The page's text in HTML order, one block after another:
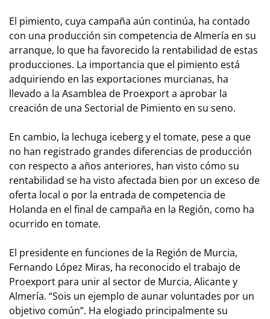
El pimiento, cuya campaña aún continúa, ha contado
con una producción sin competencia de Almería en su
arranque, lo que ha favorecido la rentabilidad de estas
producciones. La importancia que el pimiento está
adquiriendo en las exportaciones murcianas, ha
llevado a la Asamblea de Proexport a aprobar la
creación de una Sectorial de Pimiento en su seno.
En cambio, la lechuga iceberg y el tomate, pese a que
no han registrado grandes diferencias de producción
con respecto a años anteriores, han visto cómo su
rentabilidad se ha visto afectada bien por un exceso de
oferta local o por la entrada de competencia de
Holanda en el final de campaña en la Región, como ha
ocurrido en tomate.
El presidente en funciones de la Región de Murcia,
Fernando López Miras, ha reconocido el trabajo de
Proexport para unir al sector de Murcia, Alicante y
Almería. “Sois un ejemplo de aunar voluntades por un
objetivo común”. Ha elogiado principalmente su